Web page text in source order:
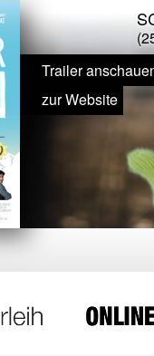
Trailer
zur Website